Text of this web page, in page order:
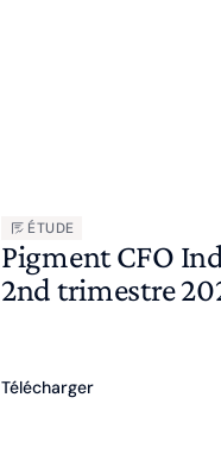
ÉTUDE
Pigment CFO
2nd trimestre
Télécharger